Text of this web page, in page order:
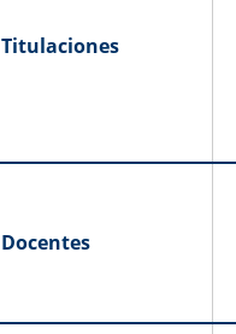
Titulaciones
Docentes